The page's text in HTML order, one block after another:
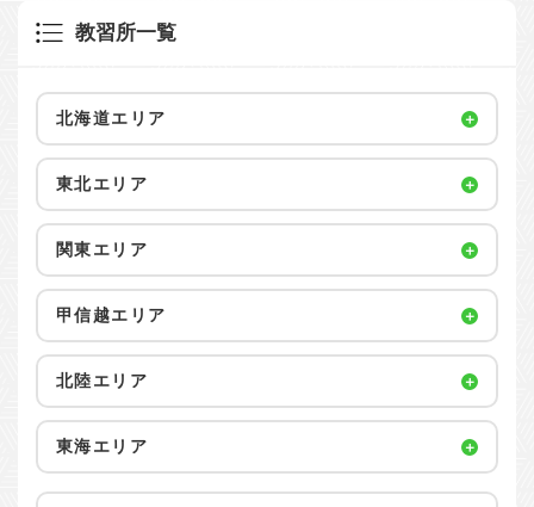
教習所一覧
北海道エリア
東北エリア
関東エリア
甲信越エリア
北陸エリア
東海エリア